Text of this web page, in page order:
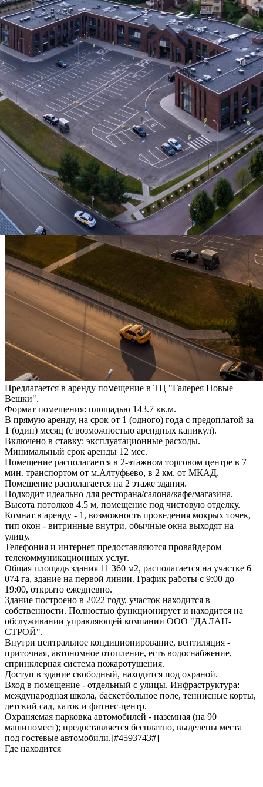
Предлагается в аренду помещение в ТЦ "Галерея Новые
Вешки".
Формат помещения: площадью 143.7 кв.м.
В прямую аренду, на срок от 1 (одного) года с предоплатой за
1 (один) месяц (с возможностью арендных каникул).
Включено в ставку: эксплуатационные расходы.
Минимальный срок аренды 12 мес.
Помещение располагается в 2-этажном торговом центре в 7
мин. транспортом от м.Алтуфьево, в 2 км. от МКАД.
Помещение располагается на 2 этаже здания.
Подходит идеально для ресторана/салона/кафе/магазина.
Высота потолков 4.5 м, помещение под чистовую отделку.
Комнат в аренду - 1, возможность проведения мокрых точек,
тип окон - витринные внутри, обычные окна выходят на
улицу.
Телефония и интернет предоставляются провайдером
телекоммуникационных услуг.
Общая площадь здания 11 360 м2, располагается на участке 6
074 га, здание на первой линии. График работы с 9:00 до
19:00, открыто ежедневно.
Здание построено в 2022 году, участок находится в
собственности. Полностью функционирует и находится на
обслуживании управляющей компании ООО "ДАЛАН-
СТРОЙ".
Внутри центральное кондиционирование, вентиляция -
приточная, автономное отопление, есть водоснабжение,
спринклерная система пожаротушения.
Доступ в здание свободный, находится под охраной.
Вход в помещение - отдельный с улицы. Инфраструктура:
международная школа, баскетбольное поле, теннисные корты,
детский сад, каток и фитнес-центр.
Охраняемая парковка автомобилей - наземная (на 90
машиномест); предоставляется бесплатно, выделены места
под гостевые автомобили.[#4593743#]
Где находится